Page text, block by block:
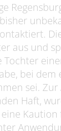
aus und
Tochter
bei dem
sei.
Haft,